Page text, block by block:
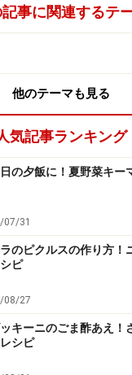
ルに包んでトースタ
けるチーズを、焼
あがりの簡単ガレ
のシンプルなガレ
な味わいです。
記事に関連するテ
他のテーマも見る
気記事ランキング
の夕飯に！夏野菜キー
07/31
のピクルスの作り方！
ピ
08/27
キーニのごま酢あえ！
シピ